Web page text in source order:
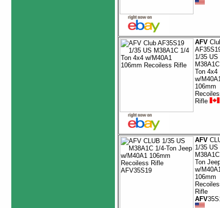
AFV
1/35 US
Ton 4x4
w/
106mm
Rifle
AFV
1/35 US
Ton
w/
106mm
Rifle
AFV